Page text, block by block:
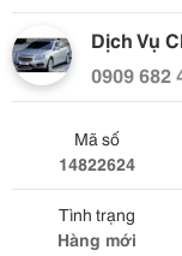
Dịch Vụ
0909 682
Mã số
14822624
Tình trạng
Hàng mới